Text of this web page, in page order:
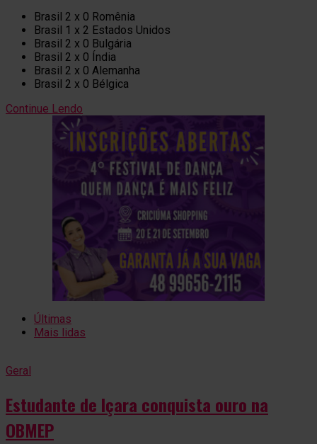
Brasil 2 x 0 Romênia
Brasil 1 x 2 Estados Unidos
Brasil 2 x 0 Bulgária
Brasil 2 x 0 Índia
Brasil 2 x 0 Alemanha
Brasil 2 x 0 Bélgica
Continue Lendo
Últimas
Mais lidas
Geral
Estudante de Içara conquista ouro na
OBMEP